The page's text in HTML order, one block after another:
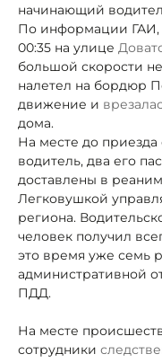
начинающий
По информации ГАИ,
00:35 на улице
большой скорости
налетел на бордюр
движение и
дома.
На месте до
водитель, два его
доставлены в
Легковушкой
региона.
человек получил
это время уже семь
административной
ПДД.
На месте
сотрудники